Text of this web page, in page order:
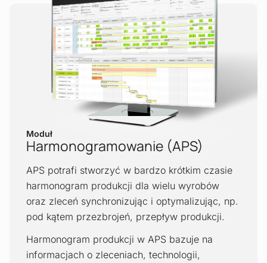
Moduł
Harmonogramowanie (APS)
APS potrafi stworzyć w bardzo krótkim czasie
harmonogram produkcji dla wielu wyrobów
oraz zleceń synchronizując i optymalizując, np.
pod kątem przezbrojeń, przepływ produkcji.
Harmonogram produkcji w APS bazuje na
informacjach o zleceniach, technologii,